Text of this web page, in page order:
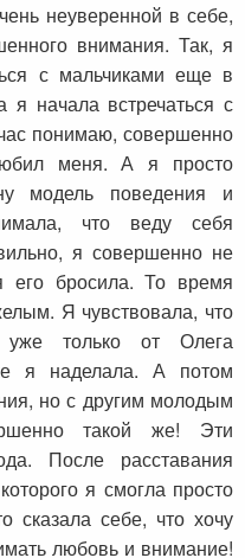
неуверенной в себе,
внимания. Так, я
с мальчиками еще в
я начала встречаться с
понимаю, совершенно
меня. А я просто
модель поведения и
что веду себя
я совершенно не
его бросила. То время
Я чувствовала, что
только от Олега
я наделала. А потом
но с другим молодым
такой же! Эти
После расставания
я смогла просто
сказала себе, что хочу
любовь и внимание!